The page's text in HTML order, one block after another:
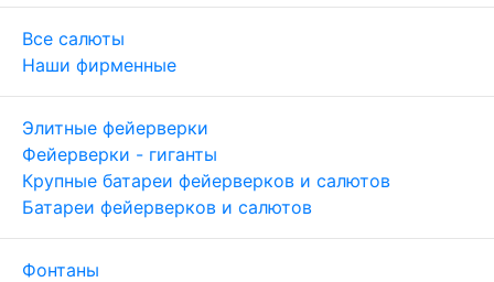
Все салюты
Наши фирменные
Элитные фейерверки
Фейерверки - гиганты
Крупные батареи фейерверков и салютов
Батареи фейерверков и салютов
Фонтаны